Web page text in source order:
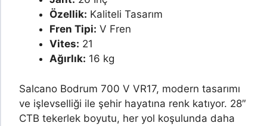
Özellik: Kaliteli Tasarım
Fren Tipi: V Fren
Vites: 21
Ağırlık: 16 kg
Salcano Bodrum 700 V VR17, modern tasarımı
ve işlevselliği ile şehir hayatına renk katıyor. 28″
CTB tekerlek boyutu, her yol koşulunda daha